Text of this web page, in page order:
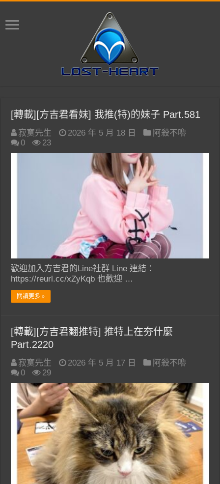
[轉載][方吉君看妹] 我推(特)的妹子 Part.581
寂寞先生 2026 年 5 月 18 日
阿殺不嚕
0
23
歡迎加入方吉君的Line社群 Line 連結：
https://reurl.cc/xZyKqb 也歡迎 …
閱讀更多 »
[轉載][方吉君翻推特] 推特上在夯什麼
Part.2220
寂寞先生 2026 年 5 月 17 日
阿殺不嚕
0
29